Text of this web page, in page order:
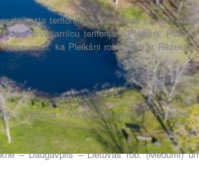
pagasta teritorijā atrodas divas samērā lielas
tām ir vasarnīcu teritorija – Pleikšņi. Pleikšņi
ar to, ka Pleikšņi robežojas ar Rēzeknes
– Varšava – Viļņa – Daugavpils – Rēzekne –
– Daugavpils – Lietuvas rob. (Medumi) un